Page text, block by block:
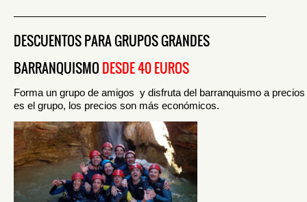
————————————————————————–
DESCUENTOS PARA GRUPOS GRANDES
BARRANQUISMO DESDE 40 EUROS
Forma un grupo de amigos y disfruta del barranquismo a
es el grupo, los precios son más económicos.